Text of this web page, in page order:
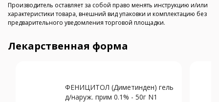
Производитель оставляет за собой право менять инструкцию и/или
характеристики товара, внешний вид упаковки и комплектацию без
предварительного уведомления торговой площадки.
Лекарственная форма
ФЕНИЦИТОЛ (Диметинден) гель
д/наруж. прим 0.1% - 50г N1